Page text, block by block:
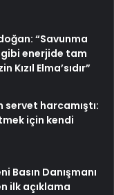
“Savunma
enerjide tam
Kızıl Elma’sıdır”
servet harcamıştı:
için kendi
Basın Danışmanı
ilk açıklama